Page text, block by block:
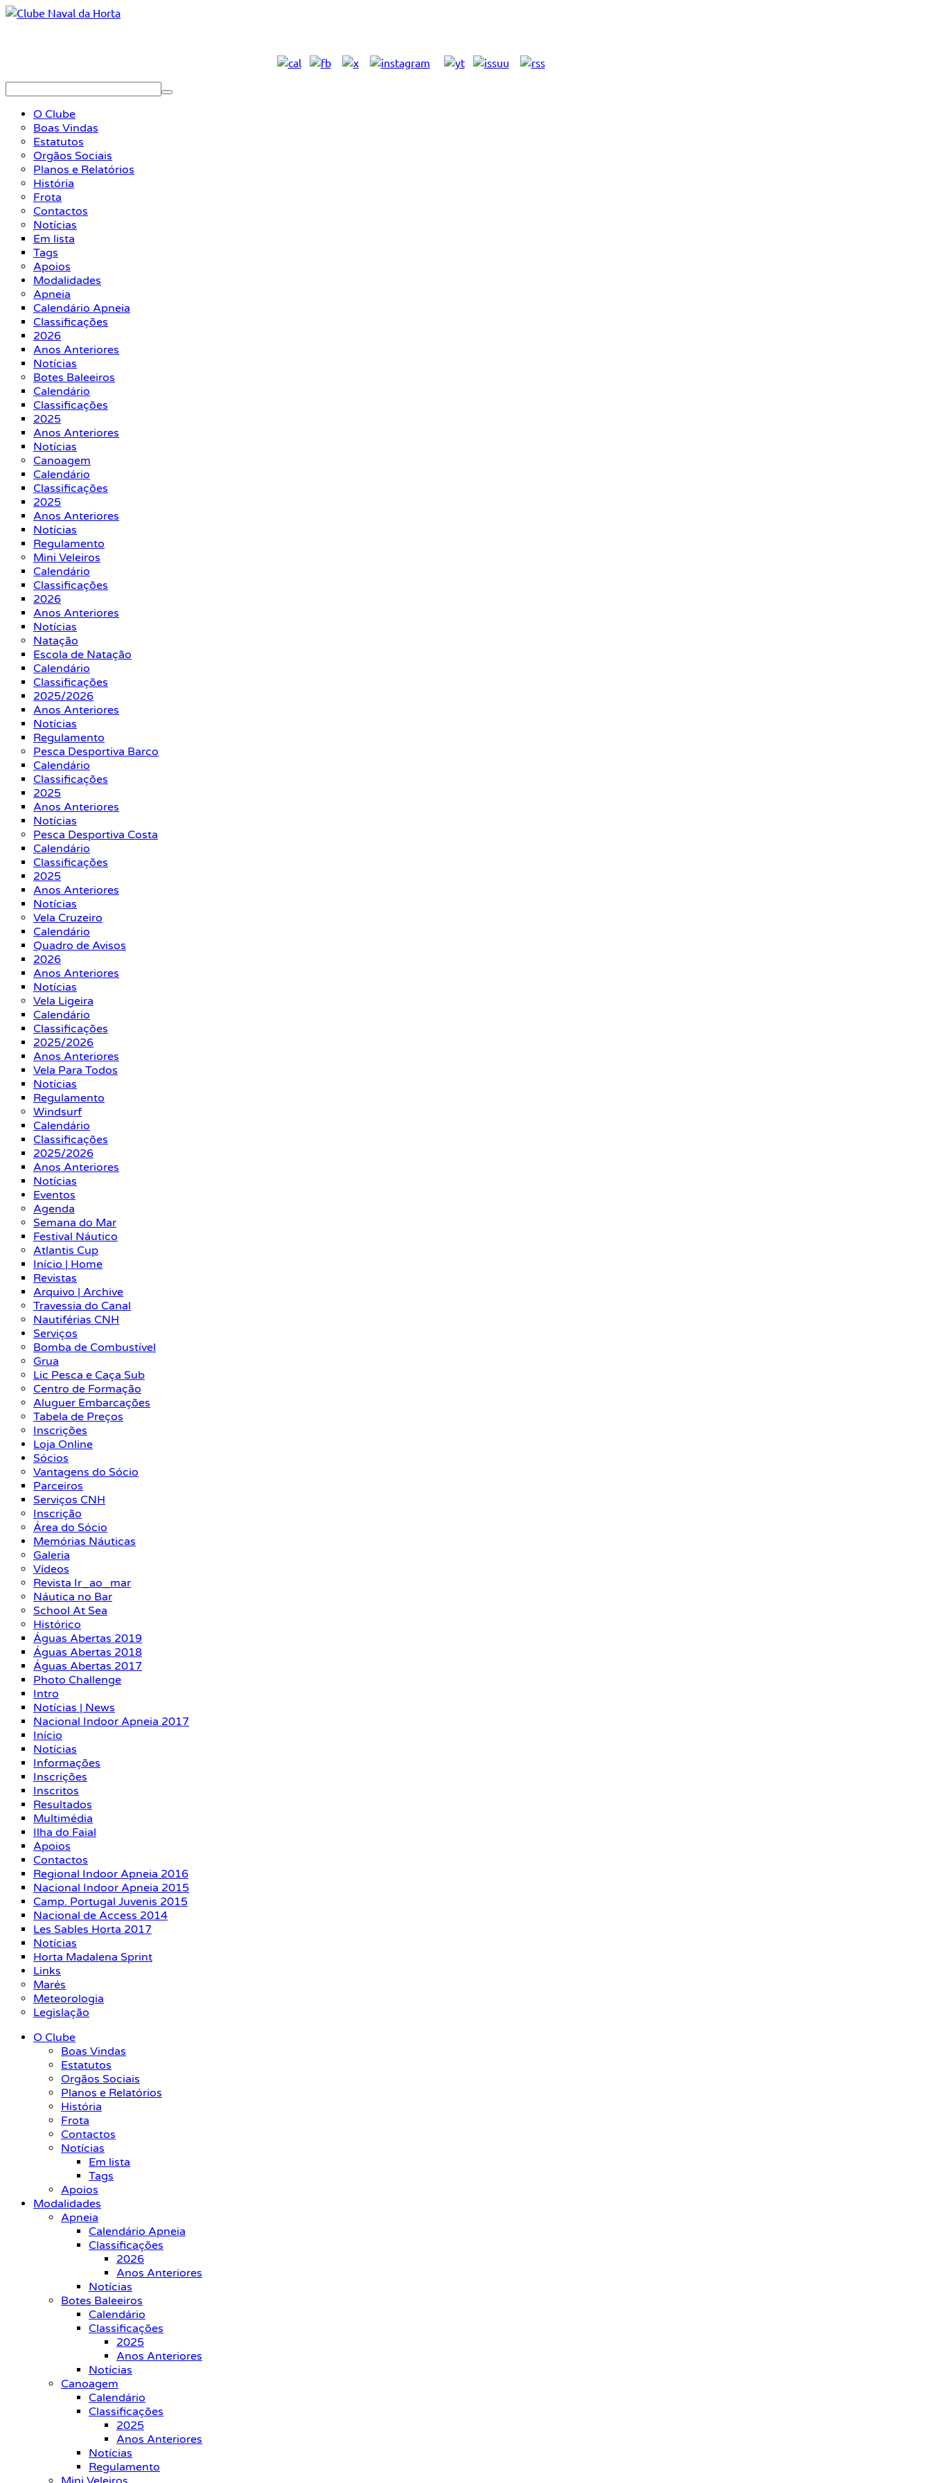
O Clube
Boas Vindas
Estatutos
Orgãos Sociais
Planos e Relatórios
História
Frota
Contactos
Notícias
Em lista
Tags
Apoios
Modalidades
Apneia
Calendário Apneia
Classificações
2026
Anos Anteriores
Notícias
Botes Baleeiros
Calendário
Classificações
2025
Anos Anteriores
Notícias
Canoagem
Calendário
Classificações
2025
Anos Anteriores
Notícias
Regulamento
Mini Veleiros
Calendário
Classificações
2026
Anos Anteriores
Notícias
Natação
Escola de Natação
Calendário
Classificações
2025/2026
Anos Anteriores
Notícias
Regulamento
Pesca Desportiva Barco
Calendário
Classificações
2025
Anos Anteriores
Notícias
Pesca Desportiva Costa
Calendário
Classificações
2025
Anos Anteriores
Notícias
Vela Cruzeiro
Calendário
Quadro de Avisos
2026
Anos Anteriores
Notícias
Vela Ligeira
Calendário
Classificações
2025/2026
Anos Anteriores
Vela Para Todos
Notícias
Regulamento
Windsurf
Calendário
Classificações
2025/2026
Anos Anteriores
Notícias
Eventos
Agenda
Semana do Mar
Festival Náutico
Atlantis Cup
Início | Home
Revistas
Arquivo | Archive
Travessia do Canal
Nautiférias CNH
Serviços
Bomba de Combustível
Grua
Lic Pesca e Caça Sub
Centro de Formação
Aluguer Embarcações
Tabela de Preços
Inscrições
Loja Online
Sócios
Vantagens do Sócio
Parceiros
Serviços CNH
Inscrição
Área do Sócio
Memórias Náuticas
Galeria
Vídeos
Revista Ir_ao_mar
Náutica no Bar
School At Sea
Histórico
Águas Abertas 2019
Águas Abertas 2018
Águas Abertas 2017
Photo Challenge
Intro
Notícias | News
Nacional Indoor Apneia 2017
Início
Notícias
Informações
Inscrições
Inscritos
Resultados
Multimédia
Ilha do Faial
Apoios
Contactos
Regional Indoor Apneia 2016
Nacional Indoor Apneia 2015
Camp. Portugal Juvenis 2015
Nacional de Access 2014
Les Sables Horta 2017
Notícias
Horta Madalena Sprint
Links
Marés
Meteorologia
Legislação
O Clube
Boas Vindas
Estatutos
Orgãos Sociais
Planos e Relatórios
História
Frota
Contactos
Notícias
Em lista
Tags
Apoios
Modalidades
Apneia
Calendário Apneia
Classificações
2026
Anos Anteriores
Notícias
Botes Baleeiros
Calendário
Classificações
2025
Anos Anteriores
Notícias
Canoagem
Calendário
Classificações
2025
Anos Anteriores
Notícias
Regulamento